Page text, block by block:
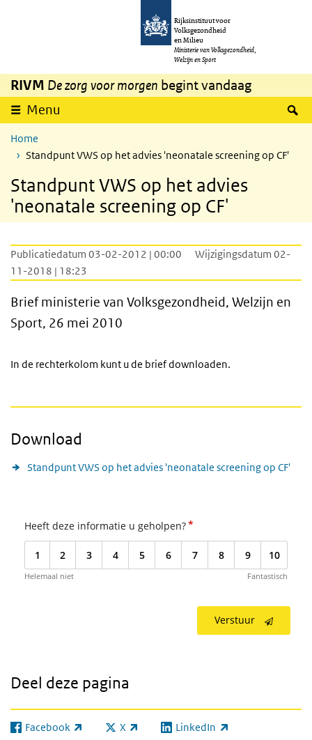
Overslaan en naar de inhoud gaan
Rijksinstituut voor
Volksgezondheid
en Milieu
Ministerie van Volksgezondheid,
Welzijn en Sport
RIVM De zorg voor morgen begint vandaag
Menu
Home
Standpunt VWS op het advies 'neonatale screening op CF'
Standpunt VWS op het advies
'neonatale screening op CF'
Publicatiedatum 03-02-2012 | 00:00
Wijzigingsdatum 02-
11-2018 | 18:23
Brief ministerie van Volksgezondheid, Welzijn en
Sport, 26 mei 2010
In de rechterkolom kunt u de brief downloaden.
Download
Standpunt VWS op het advies 'neonatale screening op CF'
Heeft deze informatie u geholpen?*
1 2 3 4 5 6 7 8 9 10
Helemaal niet Fantastisch
Verstuur
Deel deze pagina
Facebook
(externe link) X
(externe link) LinkedIn
(externe link)